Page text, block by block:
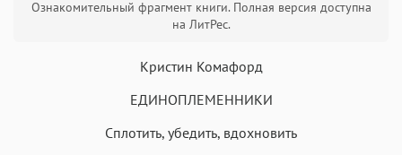
Garamond Fira Sans
Ознакомительный фрагмент книги. Полная версия доступна
на ЛитРес.
Кристин Комафорд
ЕДИНОПЛЕМЕННИКИ
Сплотить, убедить, вдохновить